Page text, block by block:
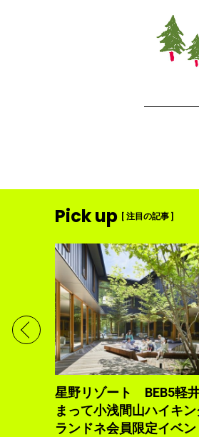
Pick up [ 注目の記事 ]
星野リゾート BEB5軽
まって小浅間山ハイキ
ランドネ会員限定イベ